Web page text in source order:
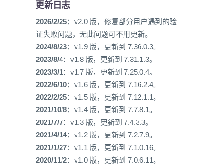
更新日志
2026/2/25：v2.0 版，修复部分用户遇到的验
证失败问题，无此问题可不用更新。
2024/8/23：v1.9 版，更新到 7.36.0.3。
2023/8/4：v1.8 版，更新到 7.31.1.3。
2023/3/1：v1.7 版，更新到 7.25.0.4。
2022/6/10：v1.6 版，更新到 7.16.2.4。
2022/2/25：v1.5 版，更新到 7.12.1.1。
2021/10/8：v1.4 版，更新到 7.7.8.1。
2021/7/7：v1.3 版，更新到 7.4.3.3。
2021/4/14：v1.2 版，更新到 7.2.7.9。
2021/1/27：v1.1 版，更新到 7.1.0.16。
2020/11/2：v1.0 版，更新到 7.0.6.11。